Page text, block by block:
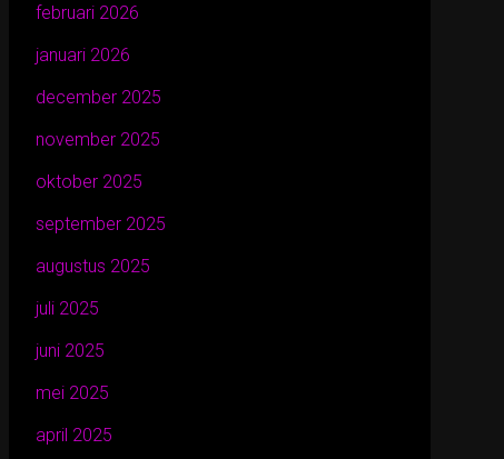
februari 2026
januari 2026
december 2025
november 2025
oktober 2025
september 2025
augustus 2025
juli 2025
juni 2025
mei 2025
april 2025